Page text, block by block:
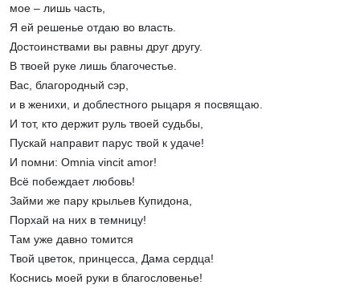
мое – лишь часть,
Я ей решенье отдаю во власть.
Достоинствами вы равны друг другу.
В твоей руке лишь благочестье.
Вас, благородный сэр,
и в женихи, и доблестного рыцаря я посвящаю.
И тот, кто держит руль твоей судьбы,
Пускай направит парус твой к удаче!
И помни: Omnia vincit amor!
Всё побеждает любовь!
Займи же пару крыльев Купидона,
Порхай на них в темницу!
Там уже давно томится
Твой цветок, принцесса, Дама сердца!
Коснись моей руки в благословенье!